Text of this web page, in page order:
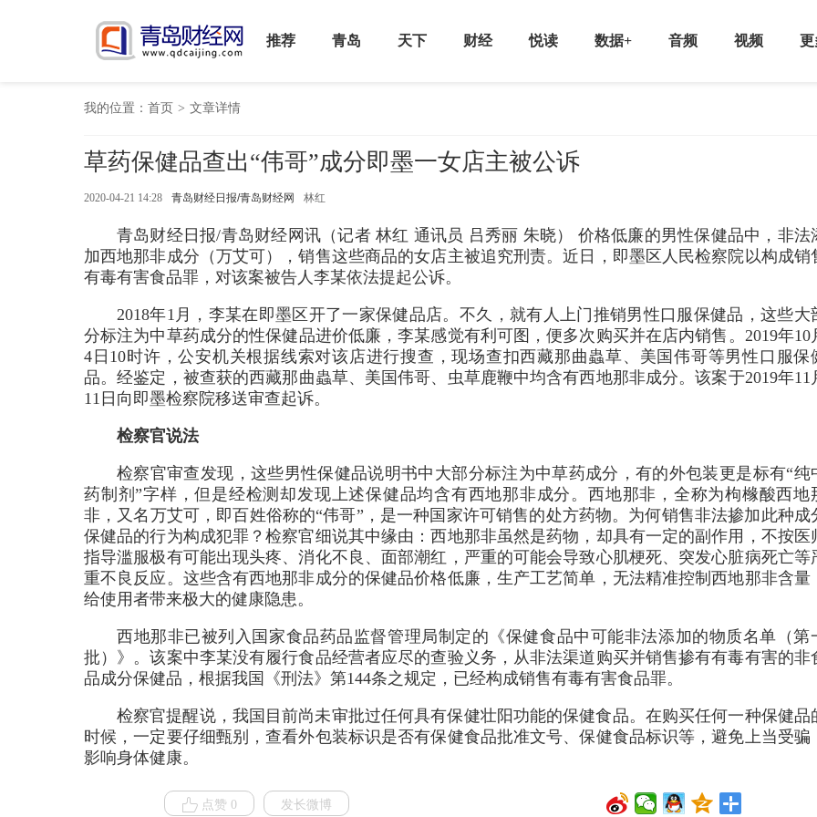
推荐 青岛 天下 财经 悦读 数据+ 音频 视频 更
我的位置： 首页 > 文章详情
草药保健品查出“伟哥”成分即墨一女店主被公诉
2020-04-21 14:28 青岛财经日报/青岛财经网 林红
青岛财经日报/青岛财经网讯（记者 林红 通讯员 吕秀丽 朱晓） 价格低廉的男性保健品中，非法
加西地那非成分（万艾可），销售这些商品的女店主被追究刑责。近日，即墨区人民检察院以构成销
有毒有害食品罪，对该案被告人李某依法提起公诉。
2018年1月，李某在即墨区开了一家保健品店。不久，就有人上门推销男性口服保健品，这些大
分标注为中草药成分的性保健品进价低廉，李某感觉有利可图，便多次购买并在店内销售。2019年10
4日10时许，公安机关根据线索对该店进行搜查，现场查扣西藏那曲蟲草、美国伟哥等男性口服保
品。经鉴定，被查获的西藏那曲蟲草、美国伟哥、虫草鹿鞭中均含有西地那非成分。该案于2019年11
11日向即墨检察院移送审查起诉。
检察官说法
检察官审查发现，这些男性保健品说明书中大部分标注为中草药成分，有的外包装更是标有“纯
药制剂”字样，但是经检测却发现上述保健品均含有西地那非成分。西地那非，全称为枸橼酸西地
非，又名万艾可，即百姓俗称的“伟哥”，是一种国家许可销售的处方药物。为何销售非法掺加此种成
保健品的行为构成犯罪？检察官细说其中缘由：西地那非虽然是药物，却具有一定的副作用，不按医
指导滥服极有可能出现头疼、消化不良、面部潮红，严重的可能会导致心肌梗死、突发心脏病死亡等
重不良反应。这些含有西地那非成分的保健品价格低廉，生产工艺简单，无法精准控制西地那非含量
给使用者带来极大的健康隐患。
西地那非已被列入国家食品药品监督管理局制定的《保健食品中可能非法添加的物质名单（第
批）》。该案中李某没有履行食品经营者应尽的查验义务，从非法渠道购买并销售掺有有毒有害的非
品成分保健品，根据我国《刑法》第144条之规定，已经构成销售有毒有害食品罪。
检察官提醒说，我国目前尚未审批过任何具有保健壮阳功能的保健食品。在购买任何一种保健品
时候，一定要仔细甄别，查看外包装标识是否有保健食品批准文号、保健食品标识等，避免上当受骗
影响身体健康。
点赞 0 发长微博